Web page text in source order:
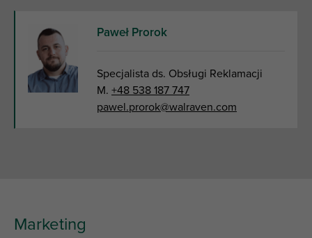
Paweł Prorok
Specjalista ds. Obsługi Reklamacji
M. +48 538 187 747
pawel.prorok@walraven.com
Marketing